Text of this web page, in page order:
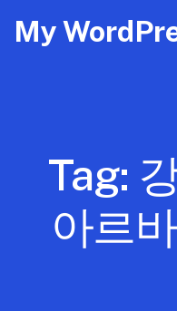
My
Tag:
아르